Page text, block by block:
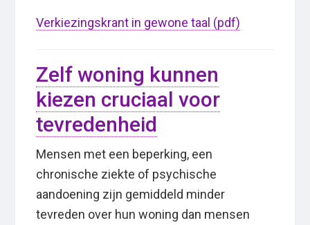
Verkiezingskrant in gewone taal (pdf)
Zelf woning kunnen
kiezen cruciaal voor
tevredenheid
Mensen met een beperking, een
chronische ziekte of psychische
aandoening zijn gemiddeld minder
tevreden over hun woning dan mensen